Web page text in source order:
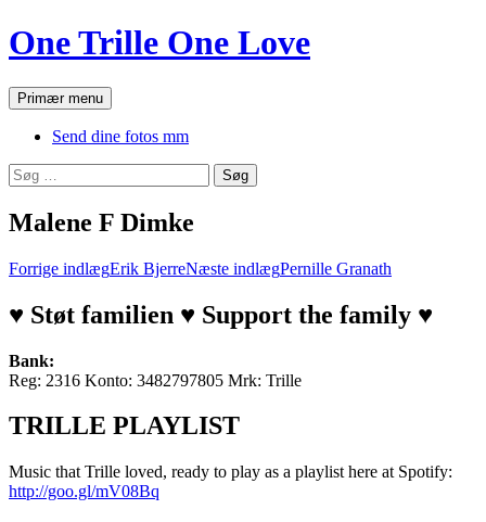
Hop
til
One Trille One Love
SøgPrimær menu
Send dine fotos mm
Søg
efter:
Malene F Dimke
Indlægsnavigation
Forrige indlægErik BjerreNæste indlægPernille Granath
♥ Støt familien ♥ Support the family ♥
Bank:
Reg: 2316 Konto: 3482797805 Mrk: Trille
TRILLE PLAYLIST
Music that Trille loved, ready to play as a playlist here at Spotify:
http://goo.gl/mV08Bq